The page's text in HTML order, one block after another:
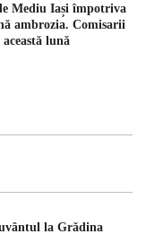
Mediu Iași împotriva
ambrozia. Comisarii
lună
la Grădina